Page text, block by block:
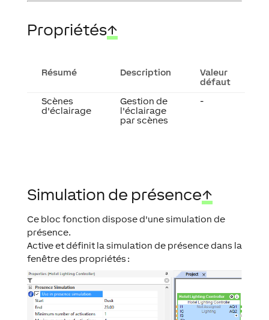
Propriétés↑
Résumé Description
Valeur
défaut
Scènes
d'éclairage
Gestion de
l'éclairage
par scènes
-
Simulation de présence↑
Ce bloc fonction dispose d'une simulation de
présence.
Active et définit la simulation de présence dans la
fenêtre des propriétés :